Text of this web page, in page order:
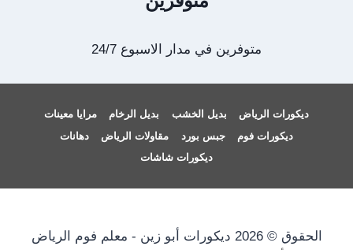
متوفرين في مدار الاسبوع 24/7
ديكورات الرياض بديل الخشب بديل الرخام
مرايا معينات
ديكورات فوم
جبس بورد مقاولات الرياض
دهانات
ديكورات شاشات
الحقوق © 2026 ديكورات أبو زين - معلم فوم الرياض